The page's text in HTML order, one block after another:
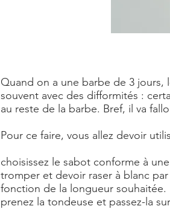
Quand on a une barbe de 3
souvent avec des difformités :
au reste de la barbe. Bref, il va
Pour ce faire, vous allez devoir
choisissez le sabot conforme à
tromper et devoir raser à blanc
fonction de la longueur souhaitée.
prenez la tondeuse et passez-la